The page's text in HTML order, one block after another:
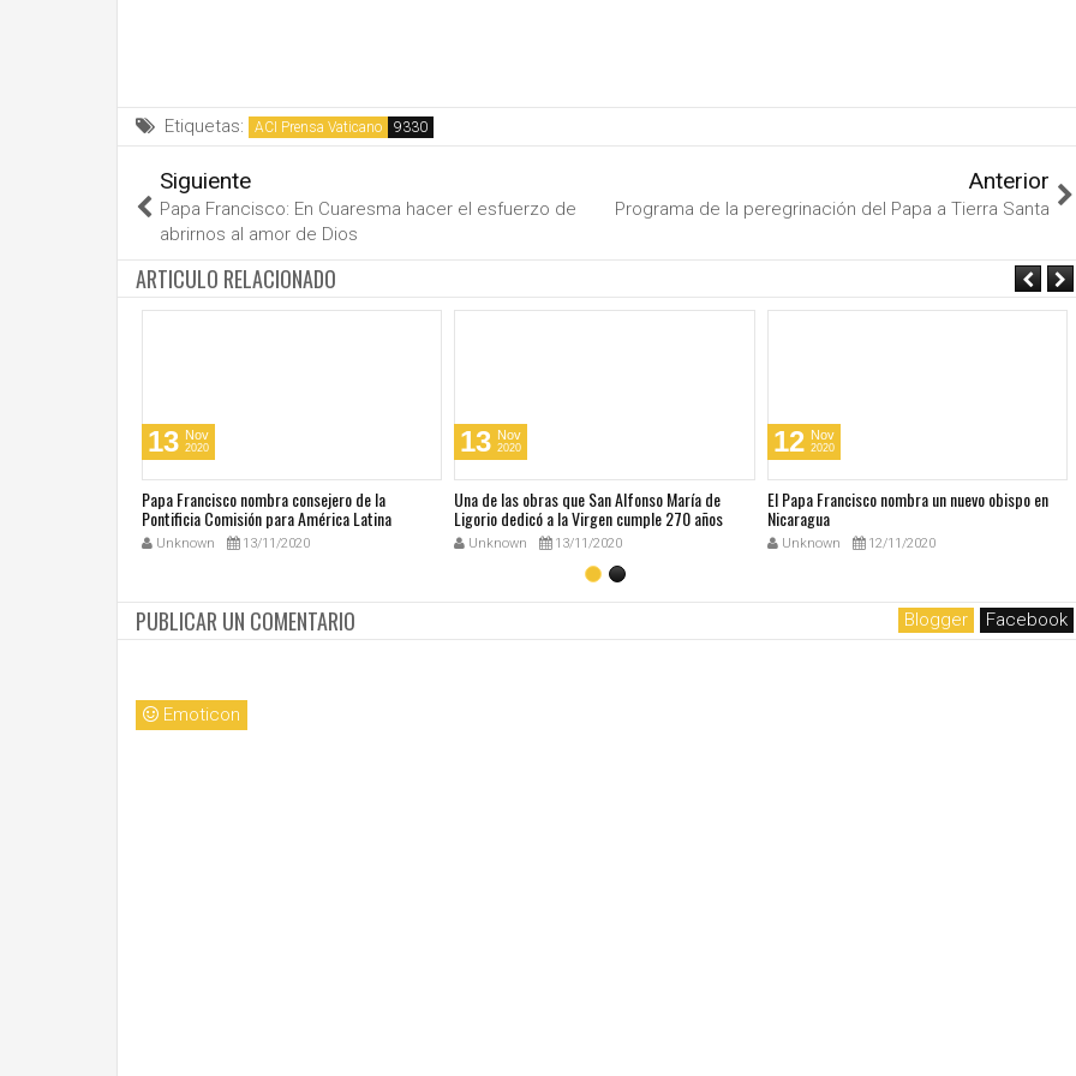
Etiquetas: ACI Prensa Vaticano
Siguiente
Papa Francisco: En Cuaresma hacer el esfuerzo de
abrirnos al amor de Dios
Anterior
Programa de la peregrinación del Papa a Tierra Santa
ARTICULO RELACIONADO
13 Nov
2020
Papa Francisco nombra consejero de la
Pontificia Comisión para América Latina
Unknown 13/11/2020
13 Nov
2020
Una de las obras que San Alfonso María de
Ligorio dedicó a la Virgen cumple 270 años
Unknown 13/11/2020
12 Nov
2020
El Papa Francisco nombra un nuevo obispo en
Nicaragua
Unknown 12/11/2020
PUBLICAR UN COMENTARIO Blogger Facebook
Emoticon